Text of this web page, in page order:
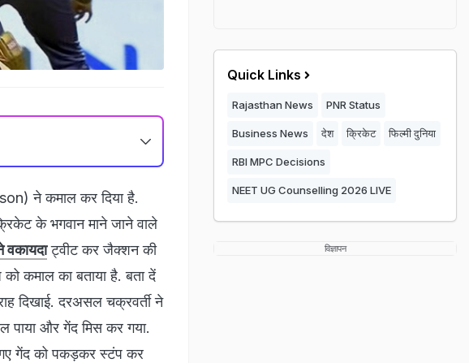
ने कमाल कर दिया है.
के भगवान माने जाने वाले
ट्वीट कर जैक्शन की
कमाल का बताया है. बता दें
दिखाई. दरअसल चक्रवर्ती ने
पाया और गेंद मिस कर गया.
गए गेंद को पकड़कर स्टंप कर
Quick Links
Rajasthan News PNR Status
Business News देश क्रिकेट फिल्मी दुनिया
RBI MPC Decisions
NEET UG Counselling 2026 LIVE
विज्ञापन